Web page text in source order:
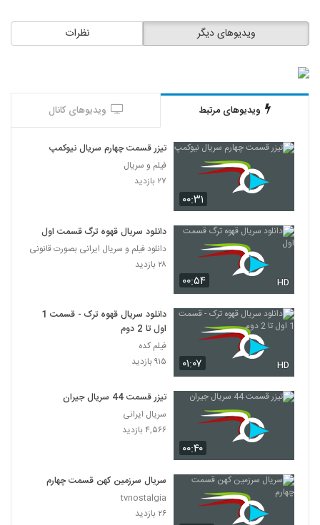
نظرات ویدیوهای دیگر
ویدیوهای مرتبط ویدیوهای کانال
۰۰:۳۱
تیزر قسمت چهارم سریال نیوکمپ
فیلم و سریال
۲۷ بازدید
۰۰:۵۴ HD
دانلود سریال قهوه ترگ قسمت اول
دانلود فیلم و سریال ایرانی بصورت قانونی
۲۸ بازدید
۰۱:۰۷ HD
دانلود سریال قهوه ترک - قسمت 1
اول تا 2 دوم
فیلم کده
۹۱۵ بازدید
۰۰:۴۰
تیزر قسمت 44 سریال جیران
سریال ایرانی
۴,۵۶۶ بازدید
سریال سرزمین کهن قسمت چهارم
tvnostalgia
۲۶ بازدید